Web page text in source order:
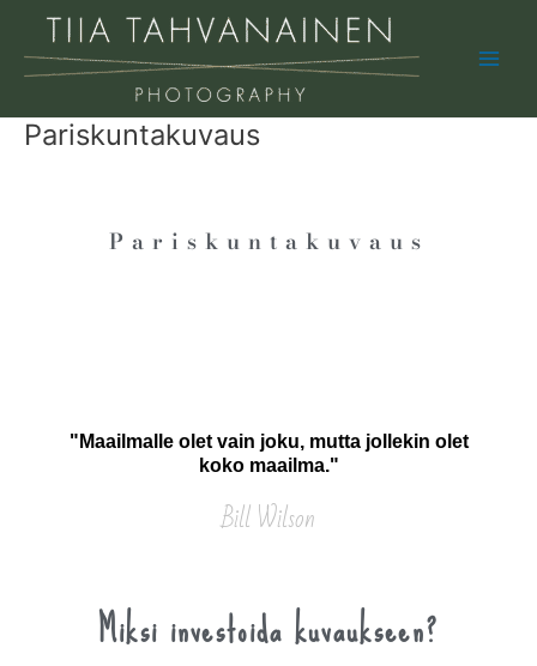
content
Pariskuntakuvaus
Pariskuntakuvaus
"Maailmalle olet vain joku, mutta jollekin olet
koko maailma."
Bill Wilson
Miksi investoida kuvaukseen?